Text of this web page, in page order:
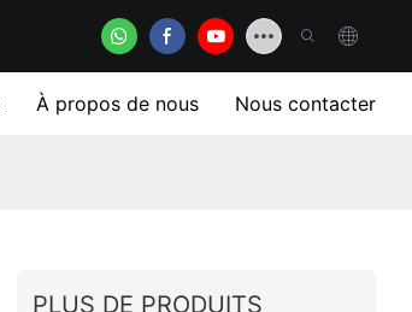
À propos de nous Nous contacter
PLUS DE PRODUITS